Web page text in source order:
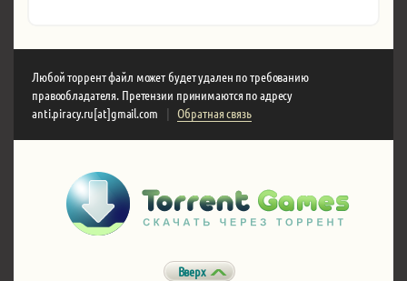
Любой торрент файл может будет удален по требованию
правообладателя. Претензии принимаются по адресу
anti.piracy.ru[at]gmail.com
| Обратная связь
Вверх